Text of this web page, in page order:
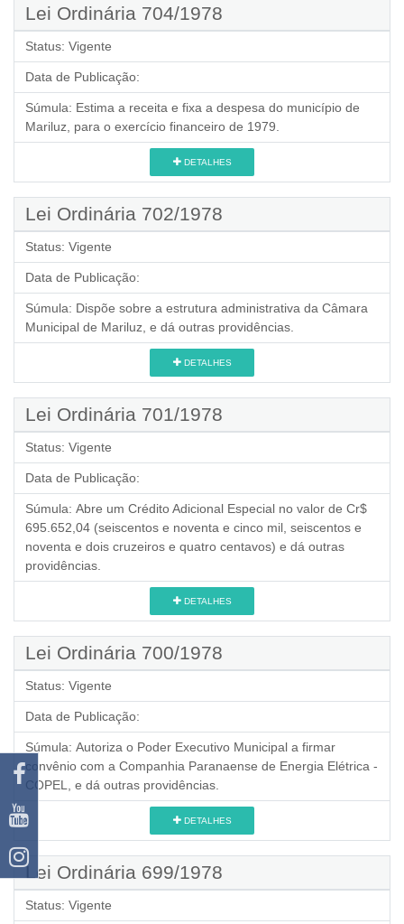
Lei Ordinária 704/1978
Status: Vigente
Data de Publicação:
Súmula: Estima a receita e fixa a despesa do município de
Mariluz, para o exercício financeiro de 1979.
DETALHES
Lei Ordinária 702/1978
Status: Vigente
Data de Publicação:
Súmula: Dispõe sobre a estrutura administrativa da Câmara
Municipal de Mariluz, e dá outras providências.
DETALHES
Lei Ordinária 701/1978
Status: Vigente
Data de Publicação:
Súmula: Abre um Crédito Adicional Especial no valor de Cr$
695.652,04 (seiscentos e noventa e cinco mil, seiscentos e
noventa e dois cruzeiros e quatro centavos) e dá outras
providências.
DETALHES
Lei Ordinária 700/1978
Status: Vigente
Data de Publicação:
Súmula: Autoriza o Poder Executivo Municipal a firmar
convênio com a Companhia Paranaense de Energia Elétrica -
COPEL, e dá outras providências.
DETALHES
Lei Ordinária 699/1978
Status: Vigente